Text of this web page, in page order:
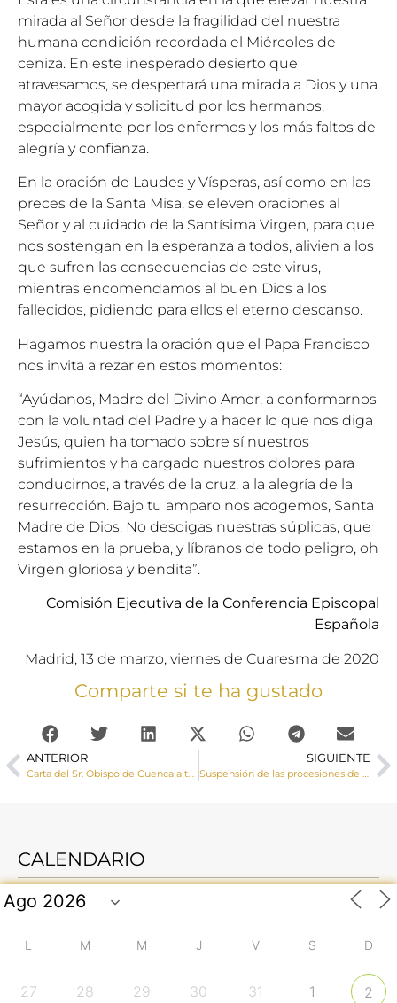
mirada al Señor desde la fragilidad del nuestra
humana condición recordada el Miércoles de
ceniza. En este inesperado desierto que
atravesamos, se despertará una mirada a Dios y una
mayor acogida y solicitud por los hermanos,
especialmente por los enfermos y los más faltos de
alegría y confianza.
En la oración de Laudes y Vísperas, así como en las
preces de la Santa Misa, se eleven oraciones al
Señor y al cuidado de la Santísima Virgen, para que
nos sostengan en la esperanza a todos, alivien a los
que sufren las consecuencias de este virus,
mientras encomendamos al buen Dios a los
fallecidos, pidiendo para ellos el eterno descanso.
Hagamos nuestra la oración que el Papa Francisco
nos invita a rezar en estos momentos:
“Ayúdanos, Madre del Divino Amor, a conformarnos
con la voluntad del Padre y a hacer lo que nos diga
Jesús, quien ha tomado sobre sí nuestros
sufrimientos y ha cargado nuestros dolores para
conducirnos, a través de la cruz, a la alegría de la
resurrección. Bajo tu amparo nos acogemos, Santa
Madre de Dios. No desoigas nuestras súplicas, que
estamos en la prueba, y líbranos de todo peligro, oh
Virgen gloriosa y bendita”.
Comisión Ejecutiva de la Conferencia Episcopal
Española
Madrid, 13 de marzo, viernes de Cuaresma de 2020
Comparte si te ha gustado
ANTERIOR
Carta del Sr. Obispo de Cuenca a todos los diocesanos: “Vivamos con serenidad estos difíciles momentos”
SIGUIENTE
Suspensión de las procesiones de la Semana Santa de Cuenca por el COVID-19
CALENDARIO
L M M J V S D
27 28 29 30 31 1 2